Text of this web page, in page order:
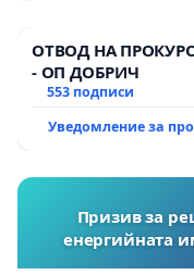
ОТВОД НА
- ОП ДОБРИЧ
553 подписи
Уведомление за
Призив за
енергийната